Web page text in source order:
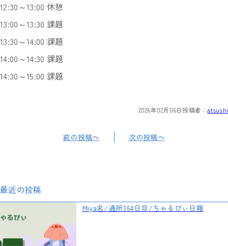
12:30～13:00 休憩
13:00～13:30 課題
13:30～14:00 課題
14:00～14:30 課題
14:30～15:00 課題
2026年02月06日投稿者：atsushi
前の投稿へ 次の投稿へ
最近の投稿
Miya名/通所364日目/ちゃるびぃ日報